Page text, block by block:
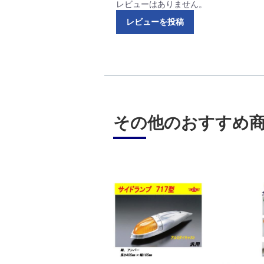
レビューはありません。
レビューを投稿
その他のおすすめ